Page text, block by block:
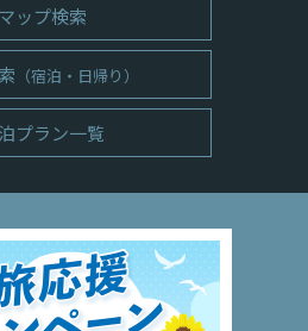
マップ検索
（宿泊・日帰り）
プラン一覧